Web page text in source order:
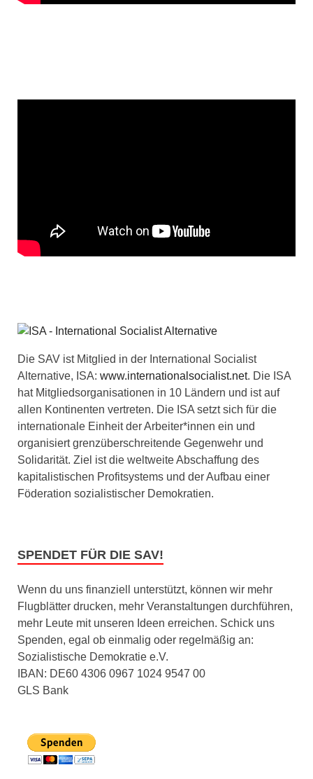
Die SAV ist Mitglied in der International Socialist
Alternative, ISA: www.internationalsocialist.net. Die ISA
hat Mitgliedsorganisationen in 10 Ländern und ist auf
allen Kontinenten vertreten. Die ISA setzt sich für die
internationale Einheit der Arbeiter*innen ein und
organisiert grenzüberschreitende Gegenwehr und
Solidarität. Ziel ist die weltweite Abschaffung des
kapitalistischen Profitsystems und der Aufbau einer
Föderation sozialistischer Demokratien.
SPENDET FÜR DIE SAV!
Wenn du uns finanziell unterstützt, können wir mehr
Flugblätter drucken, mehr Veranstaltungen durchführen,
mehr Leute mit unseren Ideen erreichen. Schick uns
Spenden, egal ob einmalig oder regelmäßig an:
Sozialistische Demokratie e.V.
IBAN: DE60 4306 0967 1024 9547 00
GLS Bank